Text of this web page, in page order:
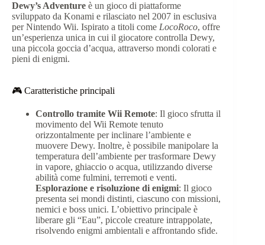
Dewy’s Adventure è un gioco di piattaforme
sviluppato da Konami e rilasciato nel 2007 in esclusiva
per Nintendo Wii. Ispirato a titoli come LocoRoco, offre
un’esperienza unica in cui il giocatore controlla Dewy,
una piccola goccia d’acqua, attraverso mondi colorati e
pieni di enigmi.
🎮 Caratteristiche principali
Controllo tramite Wii Remote: Il gioco sfrutta il
movimento del Wii Remote tenuto
orizzontalmente per inclinare l’ambiente e
muovere Dewy. Inoltre, è possibile manipolare la
temperatura dell’ambiente per trasformare Dewy
in vapore, ghiaccio o acqua, utilizzando diverse
abilità come fulmini, terremoti e venti.
Esplorazione e risoluzione di enigmi: Il gioco
presenta sei mondi distinti, ciascuno con missioni,
nemici e boss unici. L’obiettivo principale è
liberare gli “Eau”, piccole creature intrappolate,
risolvendo enigmi ambientali e affrontando sfide.